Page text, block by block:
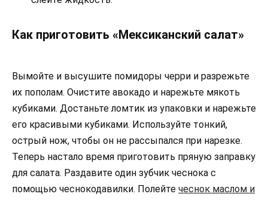
Как приготовить «Мексиканский салат»
Вымойте и высушите помидоры черри и разрежьте
их пополам. Очистите авокадо и нарежьте мякоть
кубиками. Достаньте ломтик из упаковки и нарежьте
его красивыми кубиками. Используйте тонкий,
острый нож, чтобы он не рассыпался при нарезке.
Теперь настало время приготовить пряную заправку
для салата. Раздавите один зубчик чеснока с
помощью чеснокодавилки. Полейте чеснок маслом и